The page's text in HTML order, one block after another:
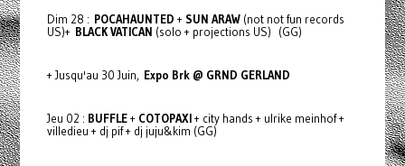
Dim 28 : POCAHAUNTED+SUN ARAW(not not fun records
US)+ BLACK VATICAN (solo + projections US) (GG)
+ Jusqu'au 30 Juin, Expo Brk @ GRND GERLAND
Jeu 02 : BUFFLE+ COTOPAXI+ city hands + ulrike meinhof +
villedieu + dj pif + dj juju&kim (GG)